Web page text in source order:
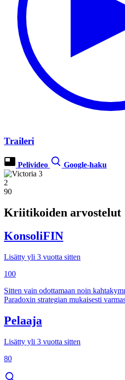
Traileri
Pelivideo Google-haku
2
90
Kriitikoiden arvostelut
KonsoliFIN
Lisätty yli 3 vuotta sitten
100
Sitten vain odottamaan noin
Paradoxin strategian mukaisesti
Pelaaja
Lisätty yli 3 vuotta sitten
80